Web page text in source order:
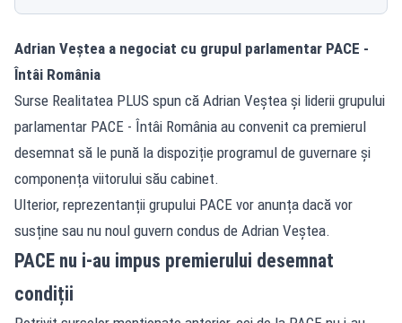
Adrian Veștea a negociat cu grupul parlamentar PACE -
Întâi România
Surse Realitatea PLUS spun că Adrian Veștea și liderii grupului
parlamentar PACE - Întâi România au convenit ca premierul
desemnat să le pună la dispoziție programul de guvernare și
componența viitorului său cabinet.
Ulterior, reprezentanții grupului PACE vor anunța dacă vor
susține sau nu noul guvern condus de Adrian Veștea.
PACE nu i-au impus premierului desemnat
condiții